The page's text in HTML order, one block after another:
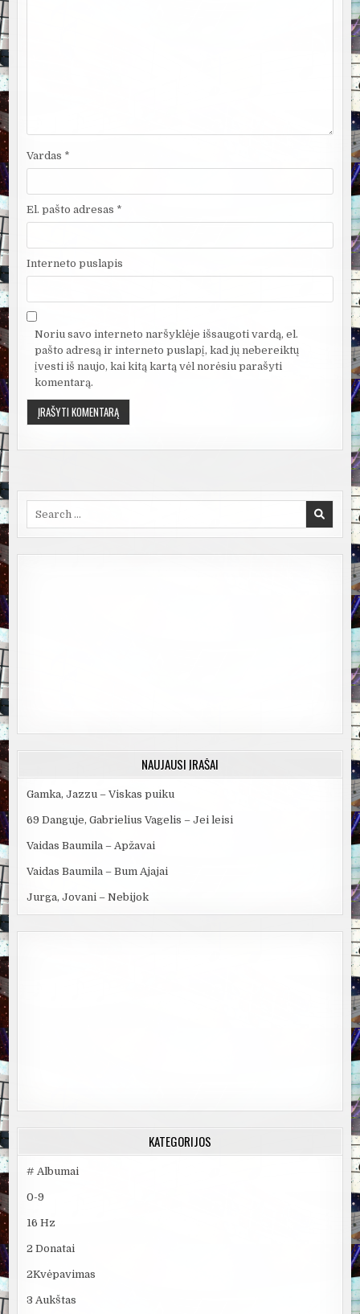
Vardas *
El. pašto adresas *
Interneto puslapis
Noriu savo interneto naršyklėje išsaugoti vardą, el.
pašto adresą ir interneto puslapį, kad jų nebereiktų
įvesti iš naujo, kai kitą kartą vėl norėsiu parašyti
komentarą.
NAUJAUSI ĮRAŠAI
Gamka, Jazzu – Viskas puiku
69 Danguje, Gabrielius Vagelis – Jei leisi
Vaidas Baumila – Apžavai
Vaidas Baumila – Bum Ajajai
Jurga, Jovani – Nebijok
KATEGORIJOS
# Albumai
0-9
16 Hz
2 Donatai
2Kvėpavimas
3 Aukštas